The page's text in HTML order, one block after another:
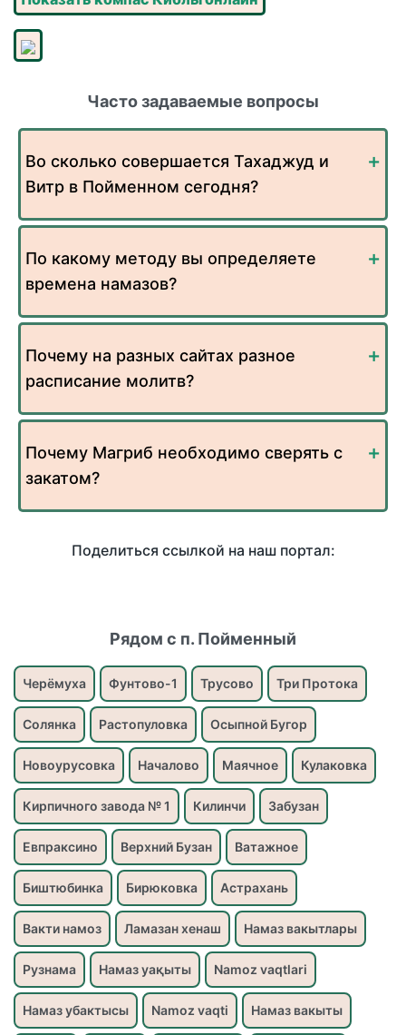
Часто задаваемые вопросы
Во сколько совершается Тахаджуд и
Витр в Пойменном сегодня?
По какому методу вы определяете
времена намазов?
Почему на разных сайтах разное
расписание молитв?
Почему Магриб необходимо сверять с
закатом?
Поделиться ссылкой на наш портал:
Рядом с п. Пойменный
Черёмуха Фунтово-1 Трусово Три Протока
Солянка Растопуловка Осыпной Бугор
Новоурусовка Началово Маячное Кулаковка
Кирпичного завода № 1 Килинчи Забузан
Евпраксино Верхний Бузан Ватажное
Биштюбинка Бирюковка Астрахань
Вакти намоз Ламазан хенаш Намаз вакытлары
Рузнама Намаз уақыты Namoz vaqtlari
Намаз убактысы Namoz vaqti Намаз вакыты